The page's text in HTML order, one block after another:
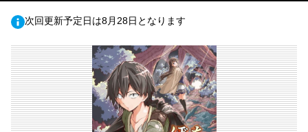
次回更新予定日は8月28日となります